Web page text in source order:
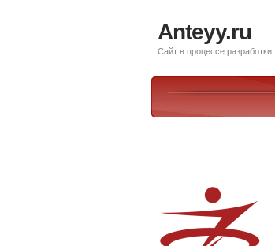
Anteyy.ru
Сайт в процессе разработки